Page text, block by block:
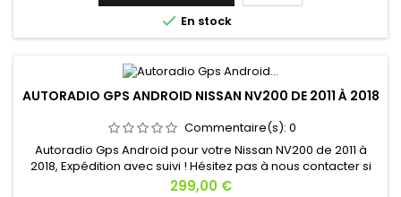
 En stock
AUTORADIO GPS ANDROID NISSAN NV200 DE 2011 À 2018
Commentaire(s): 0
Autoradio Gps Android pour votre Nissan NV200 de 2011 à
2018, Expédition avec suivi ! Hésitez pas à nous contacter si
vous avez une question !
Prix
299,00 €